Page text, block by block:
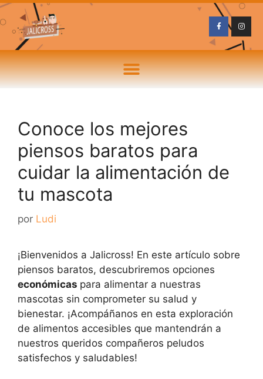
Conoce los mejores
piensos baratos para
cuidar la alimentación de
tu mascota
por Ludi
¡Bienvenidos a Jalicross! En este artículo sobre
piensos baratos, descubriremos opciones
económicas para alimentar a nuestras
mascotas sin comprometer su salud y
bienestar. ¡Acompáñanos en esta exploración
de alimentos accesibles que mantendrán a
nuestros queridos compañeros peludos
satisfechos y saludables!